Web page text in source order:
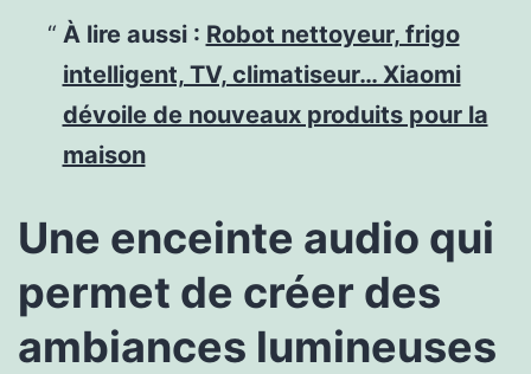
À lire aussi : Robot nettoyeur, frigo
intelligent, TV, climatiseur… Xiaomi
dévoile de nouveaux produits pour la
maison
Une enceinte audio qui
permet de créer des
ambiances lumineuses